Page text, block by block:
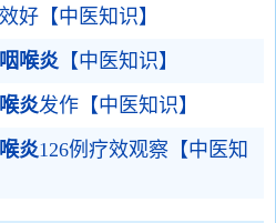
好【中医知识】
咽喉炎 【中医知识】
炎发作【中医知识】
炎126例疗效观察【中医知